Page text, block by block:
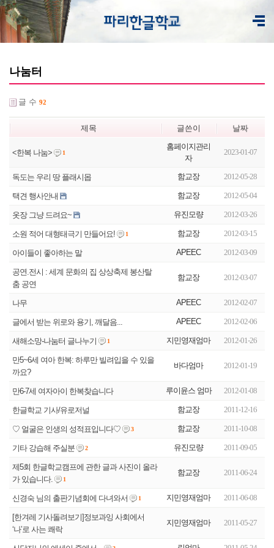
나눔터
글 수 92
제목 글쓴이 날짜
<한복 나눔> 1
홈페이지관리
자
2023-01-07
독도는 우리 땅 플래시몹 함교장 2012-05-28
택견 행사안내 함교장 2012-05-04
옷장 그냥 드려요~ 유진모량 2012-03-26
소원 적어 대형태극기 만들어요! 1 함교장 2012-03-15
아이들이 좋아하는 말 APEEC 2012-03-09
공연.전시 : 세계 문화의 집 상상축제 봉산탈
춤 공연
함교장 2012-03-07
나무 APEEC 2012-02-07
글에서 받는 위로와 용기, 깨달음... APEEC 2012-02-06
새해소망-나눔터 글나누기 1 지민영재엄마 2012-01-26
만5~6세 여아 한복: 하루만 빌려입을 수 있을
까요?
바다엄마 2012-01-19
만6-7세 여자아이 한복찾습니다 루이윤스 엄마 2012-01-08
한글학교 기사/유로저널 함교장 2011-12-16
♡ 얼굴은 인생의 성적표입니다♡ 3 함교장 2011-10-08
기타 강습해 주실분 2 유진모량 2011-09-05
제5회 한글학교캠프에 관한 글과 사진이 올라
가 있습니다.
1
함교장 2011-06-24
신경숙 님의 출판기념회에 다녀와서 1 지민영재엄마 2011-06-08
[한겨레 기사돌려보기]정보과잉 사회에서
‘나’로 사는 쾌락
지민영재엄마 2011-05-27